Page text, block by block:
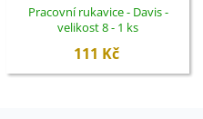
Pracovní rukavice - Davis -
velikost 8 - 1 ks
111 Kč